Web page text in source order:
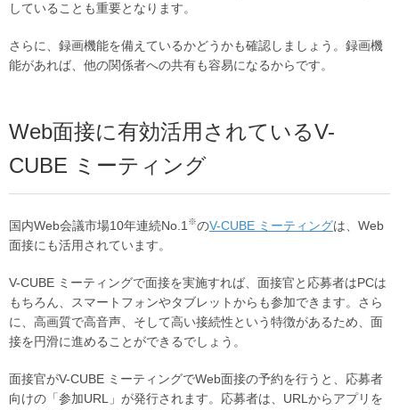
していることも重要となります。
さらに、録画機能を備えているかどうかも確認しましょう。録画機
能があれば、他の関係者への共有も容易になるからです。
Web面接に有効活用されているV-
CUBE ミーティング
国内Web会議市場10年連続No.1 ※のV-CUBE ミーティングは、Web
面接にも活用されています。
V-CUBE ミーティングで面接を実施すれば、面接官と応募者はPCは
もちろん、スマートフォンやタブレットからも参加できます。さら
に、高画質で高音声、そして高い接続性という特徴があるため、面
接を円滑に進めることができるでしょう。
面接官がV-CUBE ミーティングでWeb面接の予約を行うと、応募者
向けの「参加URL」が発行されます。応募者は、URLからアプリを